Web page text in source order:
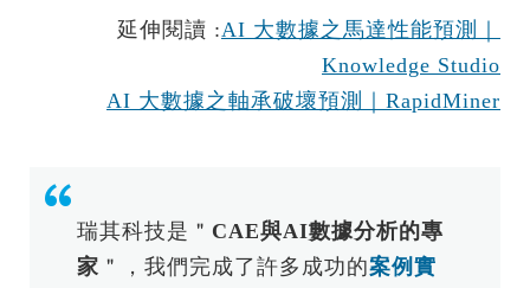
延伸閱讀 :AI 大數據之馬達性能預測｜
Knowledge Studio
AI 大數據之軸承破壞預測｜RapidMiner
瑞其科技是＂ CAE與AI數據分析的專
家 ＂，我們完成了許多成功的案例實